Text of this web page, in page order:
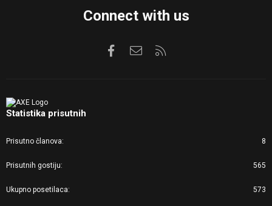
Connect with us
FacebookKontaktirajte nas
Statistika prisutnih
Prisutno članova 8
Prisutnih gostiju 565
Ukupno posetilaca 573